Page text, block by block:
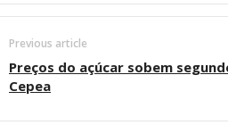
Previous article
Preços do açúcar sobem
Cepea